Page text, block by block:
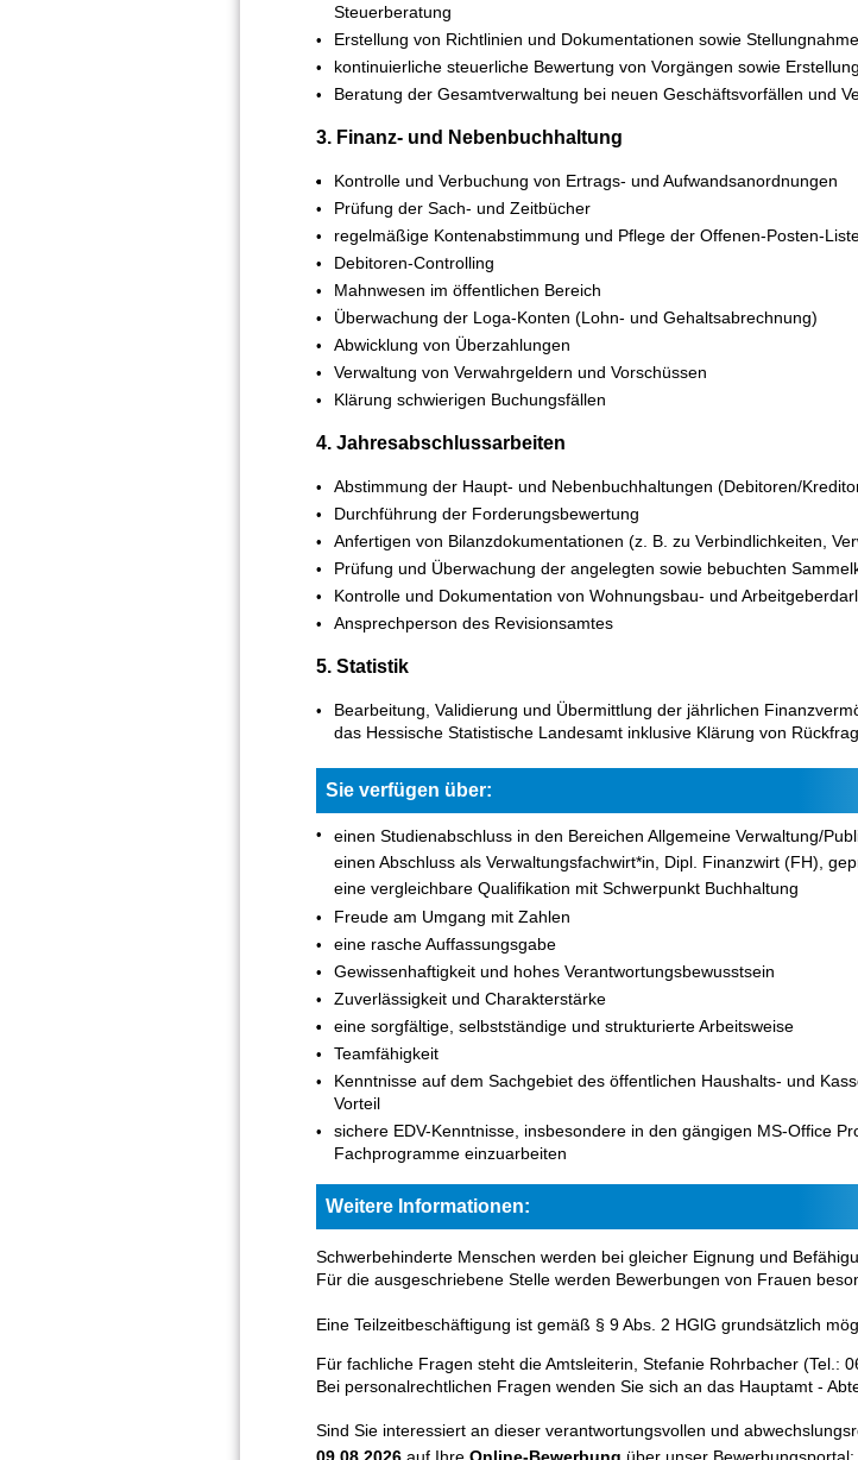
Steuerberatung
Erstellung von Richtlinien und Dokumentationen sowie
kontinuierliche steuerliche Bewertung von Vorgängen sowie
Beratung der Gesamtverwaltung bei neuen Geschäftsvorfällen und
3. Finanz- und Nebenbuchhaltung
Kontrolle und Verbuchung von Ertrags- und Aufwandsanordnungen
Prüfung der Sach- und Zeitbücher
regelmäßige Kontenabstimmung und Pflege der Offenen-Posten-
Debitoren-Controlling
Mahnwesen im öffentlichen Bereich
Überwachung der Loga-Konten (Lohn- und Gehaltsabrechnung)
Abwicklung von Überzahlungen
Verwaltung von Verwahrgeldern und Vorschüssen
Klärung schwierigen Buchungsfällen
4. Jahresabschlussarbeiten
Abstimmung der Haupt- und Nebenbuchhaltungen (Debitoren/
Durchführung der Forderungsbewertung
Anfertigen von Bilanzdokumentationen (z. B. zu Verbindlichkeiten,
Prüfung und Überwachung der angelegten sowie bebuchten
Kontrolle und Dokumentation von Wohnungsbau- und
Ansprechperson des Revisionsamtes
5. Statistik
Bearbeitung, Validierung und Übermittlung der jährlichen
das Hessische Statistische Landesamt inklusive Klärung von
Sie verfügen über:
einen Studienabschluss in den Bereichen Allgemeine Verwaltung/
einen Abschluss als Verwaltungsfachwirt*in, Dipl. Finanzwirt (FH),
eine vergleichbare Qualifikation mit Schwerpunkt Buchhaltung
Freude am Umgang mit Zahlen
eine rasche Auffassungsgabe
Gewissenhaftigkeit und hohes Verantwortungsbewusstsein
Zuverlässigkeit und Charakterstärke
eine sorgfältige, selbstständige und strukturierte Arbeitsweise
Teamfähigkeit
Kenntnisse auf dem Sachgebiet des öffentlichen Haushalts- und
Vorteil
sichere EDV-Kenntnisse, insbesondere in den gängigen MS-Office
Fachprogramme einzuarbeiten
Weitere Informationen:
Schwerbehinderte Menschen werden bei gleicher Eignung und
Für die ausgeschriebene Stelle werden Bewerbungen von Frauen
Eine Teilzeitbeschäftigung ist gemäß § 9 Abs. 2 HGlG grundsätzlich
Für fachliche Fragen steht die Amtsleiterin, Stefanie Rohrbacher (Tel.:
Bei personalrechtlichen Fragen wenden Sie sich an das Hauptamt -
Sind Sie interessiert an dieser verantwortungsvollen und
09.08.2026 auf Ihre Online-Bewerbung über unser Bewerbungsportal: